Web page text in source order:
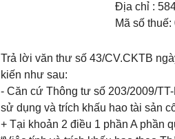
Địa chỉ :
Mã số
Trả lời văn thư số 43/CV.CKTB
kiến như sau:
- Căn cứ Thông tư số 203/2009/
sử dụng và trích khấu hao tài sản
+ Tại khoản 2 điều 1 phần A phần